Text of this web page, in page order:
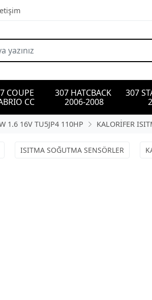
COUPE
CC
307 HATCBACK
2006-2008
307
1.6 16V TU5JP4 110HP KALORİFER
ISITMA SOĞUTMA SENSÖRLER